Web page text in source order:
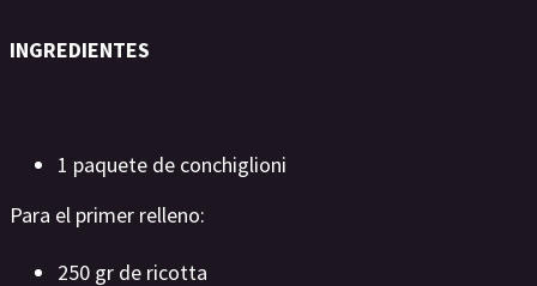
INGREDIENTES
1 paquete de conchiglioni
Para el primer relleno:
250 gr de ricotta